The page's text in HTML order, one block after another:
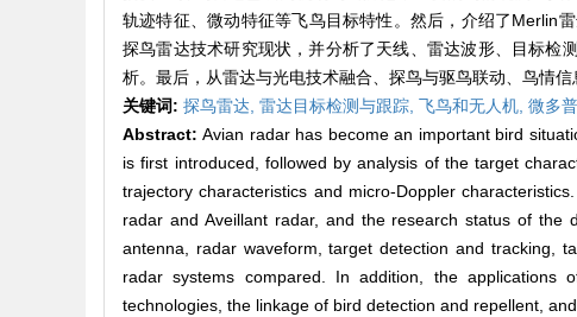
轨迹特征、微动特征等飞鸟目标特性。然后，介绍了Merlin
探鸟雷达技术研究现状，并分析了天线、雷达波形、目标检
析。最后，从雷达与光电技术融合、探鸟与驱鸟联动、鸟情
关键词: 探鸟雷达, 雷达目标检测与跟踪, 飞鸟和无人机, 微多
Abstract:Avian radar has become an important bird
is first introduced, followed by analysis of the target
trajectory characteristics and micro-Doppler
radar and Aveillant radar, and the research status of the
antenna, radar waveform, target detection and tracking,
radar systems compared. In addition, the
technologies, the linkage of bird detection and repellent,